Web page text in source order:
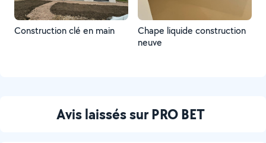
Construction clé en main
Chape liquide construction
neuve
Avis laissés sur PRO BET